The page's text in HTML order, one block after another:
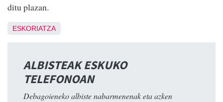
ditu plazan.
ESKORIATZA
ALBISTEAK ESKUKO
TELEFONOAN
Debagoieneko albiste nabarmenenak eta azken